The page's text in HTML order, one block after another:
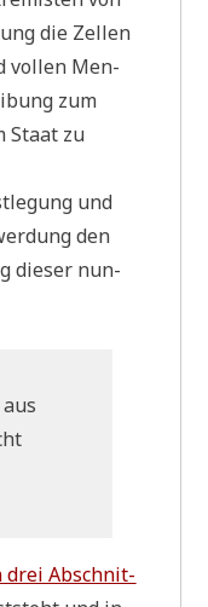
die Zel­len
vol­len Men­
zum
Staat zu
und
den
die­ser nun­
drei Abschnit­